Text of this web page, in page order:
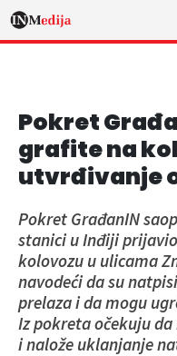
Pokret
grafite na
utvrđivanje
Pokret GrađanIN
stanici u Inđiji
kolovozu u ulicama
navodeći da su
prelaza i da mogu
Iz pokreta očekuju
i nalože uklanjanje